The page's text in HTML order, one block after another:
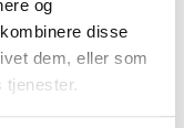
og
disse
dem, eller som
tjenester.
spændende
pris.
her